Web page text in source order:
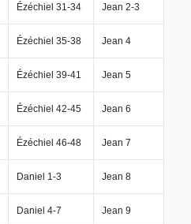
Ézéchiel 31-34 Jean 2-3
Ézéchiel 35-38 Jean 4
Ézéchiel 39-41 Jean 5
Ézéchiel 42-45 Jean 6
Ézéchiel 46-48 Jean 7
Daniel 1-3 Jean 8
Daniel 4-7 Jean 9